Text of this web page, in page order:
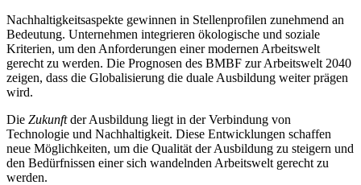
Nachhaltigkeitsaspekte gewinnen in Stellenprofilen zunehmend an
Bedeutung. Unternehmen integrieren ökologische und soziale
Kriterien, um den Anforderungen einer modernen Arbeitswelt
gerecht zu werden. Die Prognosen des BMBF zur Arbeitswelt 2040
zeigen, dass die Globalisierung die duale Ausbildung weiter prägen
wird.
Die Zukunftder Ausbildung liegt in der Verbindung von
Technologie und Nachhaltigkeit. Diese Entwicklungen schaffen
neue Möglichkeiten, um die Qualität der Ausbildung zu steigern und
den Bedürfnissen einer sich wandelnden Arbeitswelt gerecht zu
werden.